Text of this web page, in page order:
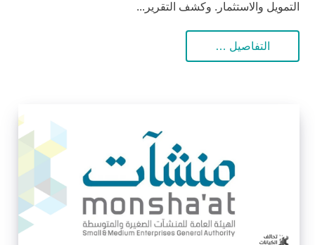
التمويل والاستثمار. وكشف التقرير...
التفاصيل …